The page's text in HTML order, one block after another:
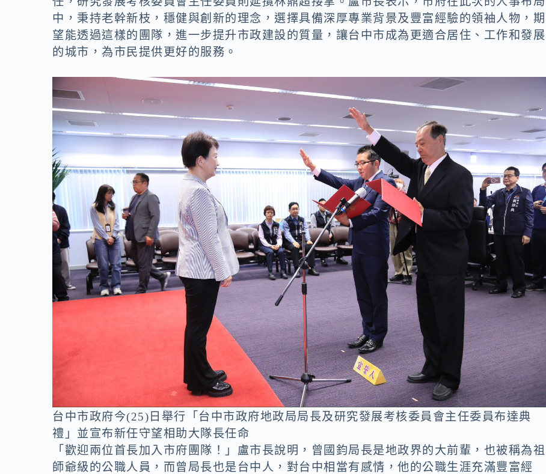
o
k
n
k
中，秉持老幹新枝，穩健與創新的理念，選擇具備深厚專業背景及豐富經驗的領袖人物，期
望能透過這樣的團隊，進一步提升市政建設的質量，讓台中市成為更適合居住、工作和發展
的城市，為市民提供更好的服務。
台中市政府今(25)日舉行「台中市政府地政局局長及研究發展考核委員會主任委員布達典
禮」並宣布新任守望相助大隊長任命
「歡迎兩位首長加入市府團隊！」盧市長說明，曾國鈞局長是地政界的大前輩，也被稱為祖
師爺級的公職人員，而曾局長也是台中人，對台中相當有感情，他的公職生涯充滿豐富經